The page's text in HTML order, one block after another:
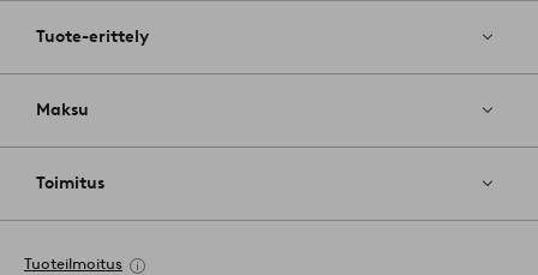
Tuote-erittely
Maksu
Toimitus
Tuoteilmoitus